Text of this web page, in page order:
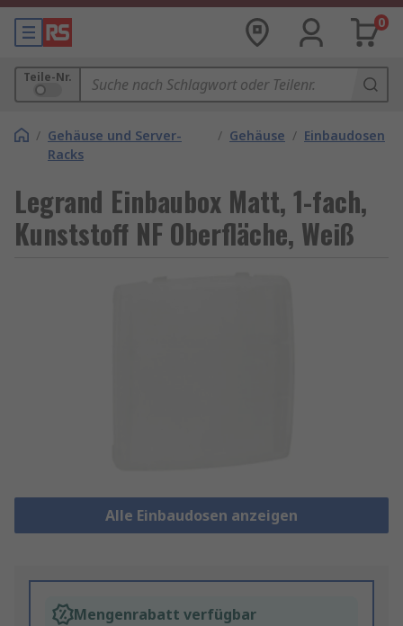
0
Teile-Nr.
/ Gehäuse und Server-
Racks
/ Gehäuse / Einbaudosen
Legrand Einbaubox Matt, 1-fach,
Kunststoff NF Oberfläche, Weiß
Alle Einbaudosen anzeigen
Mengenrabatt verfügbar